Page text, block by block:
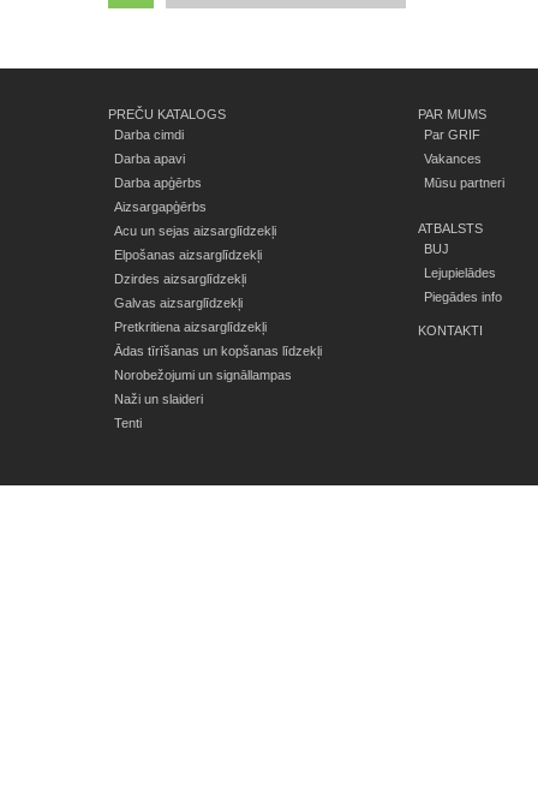
PREČU KATALOGS
Darba cimdi
Darba apavi
Darba apģērbs
Aizsargapģērbs
Acu un sejas aizsarglīdzekļi
Elpošanas aizsarglīdzekļi
Dzirdes aizsarglīdzekļi
Galvas aizsarglīdzekļi
Pretkritiena aizsarglīdzekļi
Ādas tīrīšanas un kopšanas līdzekļi
Norobežojumi un signāllampas
Naži un slaideri
Tenti
PAR MUMS
Par GRIF
Vakances
Mūsu partneri
ATBALSTS
BUJ
Lejupielādes
Piegādes info
KONTAKTI